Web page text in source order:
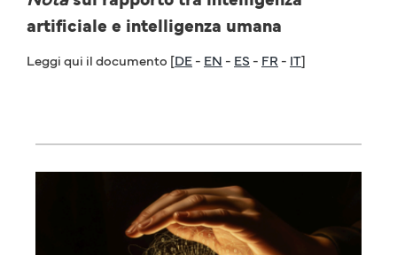
artificiale e intelligenza umana
Leggi qui il documento [DE- EN - ES- FR - IT]